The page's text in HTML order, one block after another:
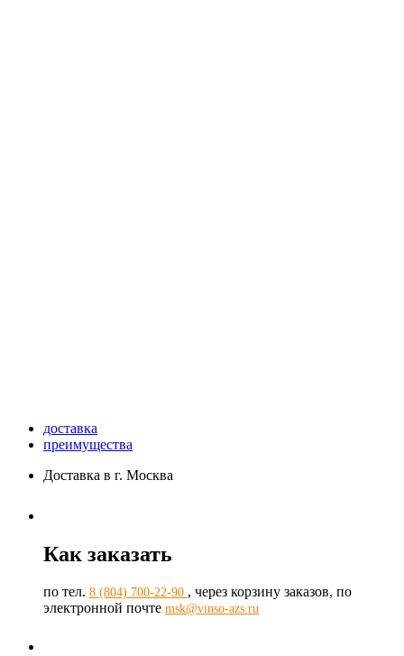
доставка
преимущества
Доставка в г. Москва
Как заказать
по тел. 8 (804) 700-22-90 , через корзину заказов, по
электронной почте msk@vinso-azs.ru